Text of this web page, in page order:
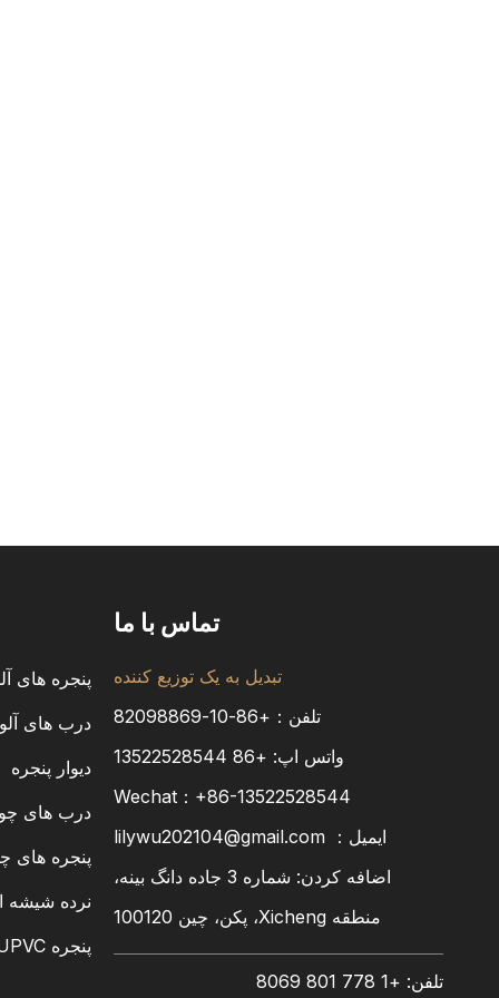
پنجره های
درب های
دیوار پنجره
درب های
پنجره های
نرده شیشه
پنجره PVC/UPVC
تماس با ما
تبدیل به یک توزیع کننده
تلفن：+86-10-82098869
واتس اپ: +86
13522528544
Wechat：+86-13522528544
ایمیل： lilywu202104@gmail.com
اضافه کردن: شماره 3 جاده دانگ بینه،
منطقه Xicheng، پکن، چین 100120
تلفن: +1 778 801 8069